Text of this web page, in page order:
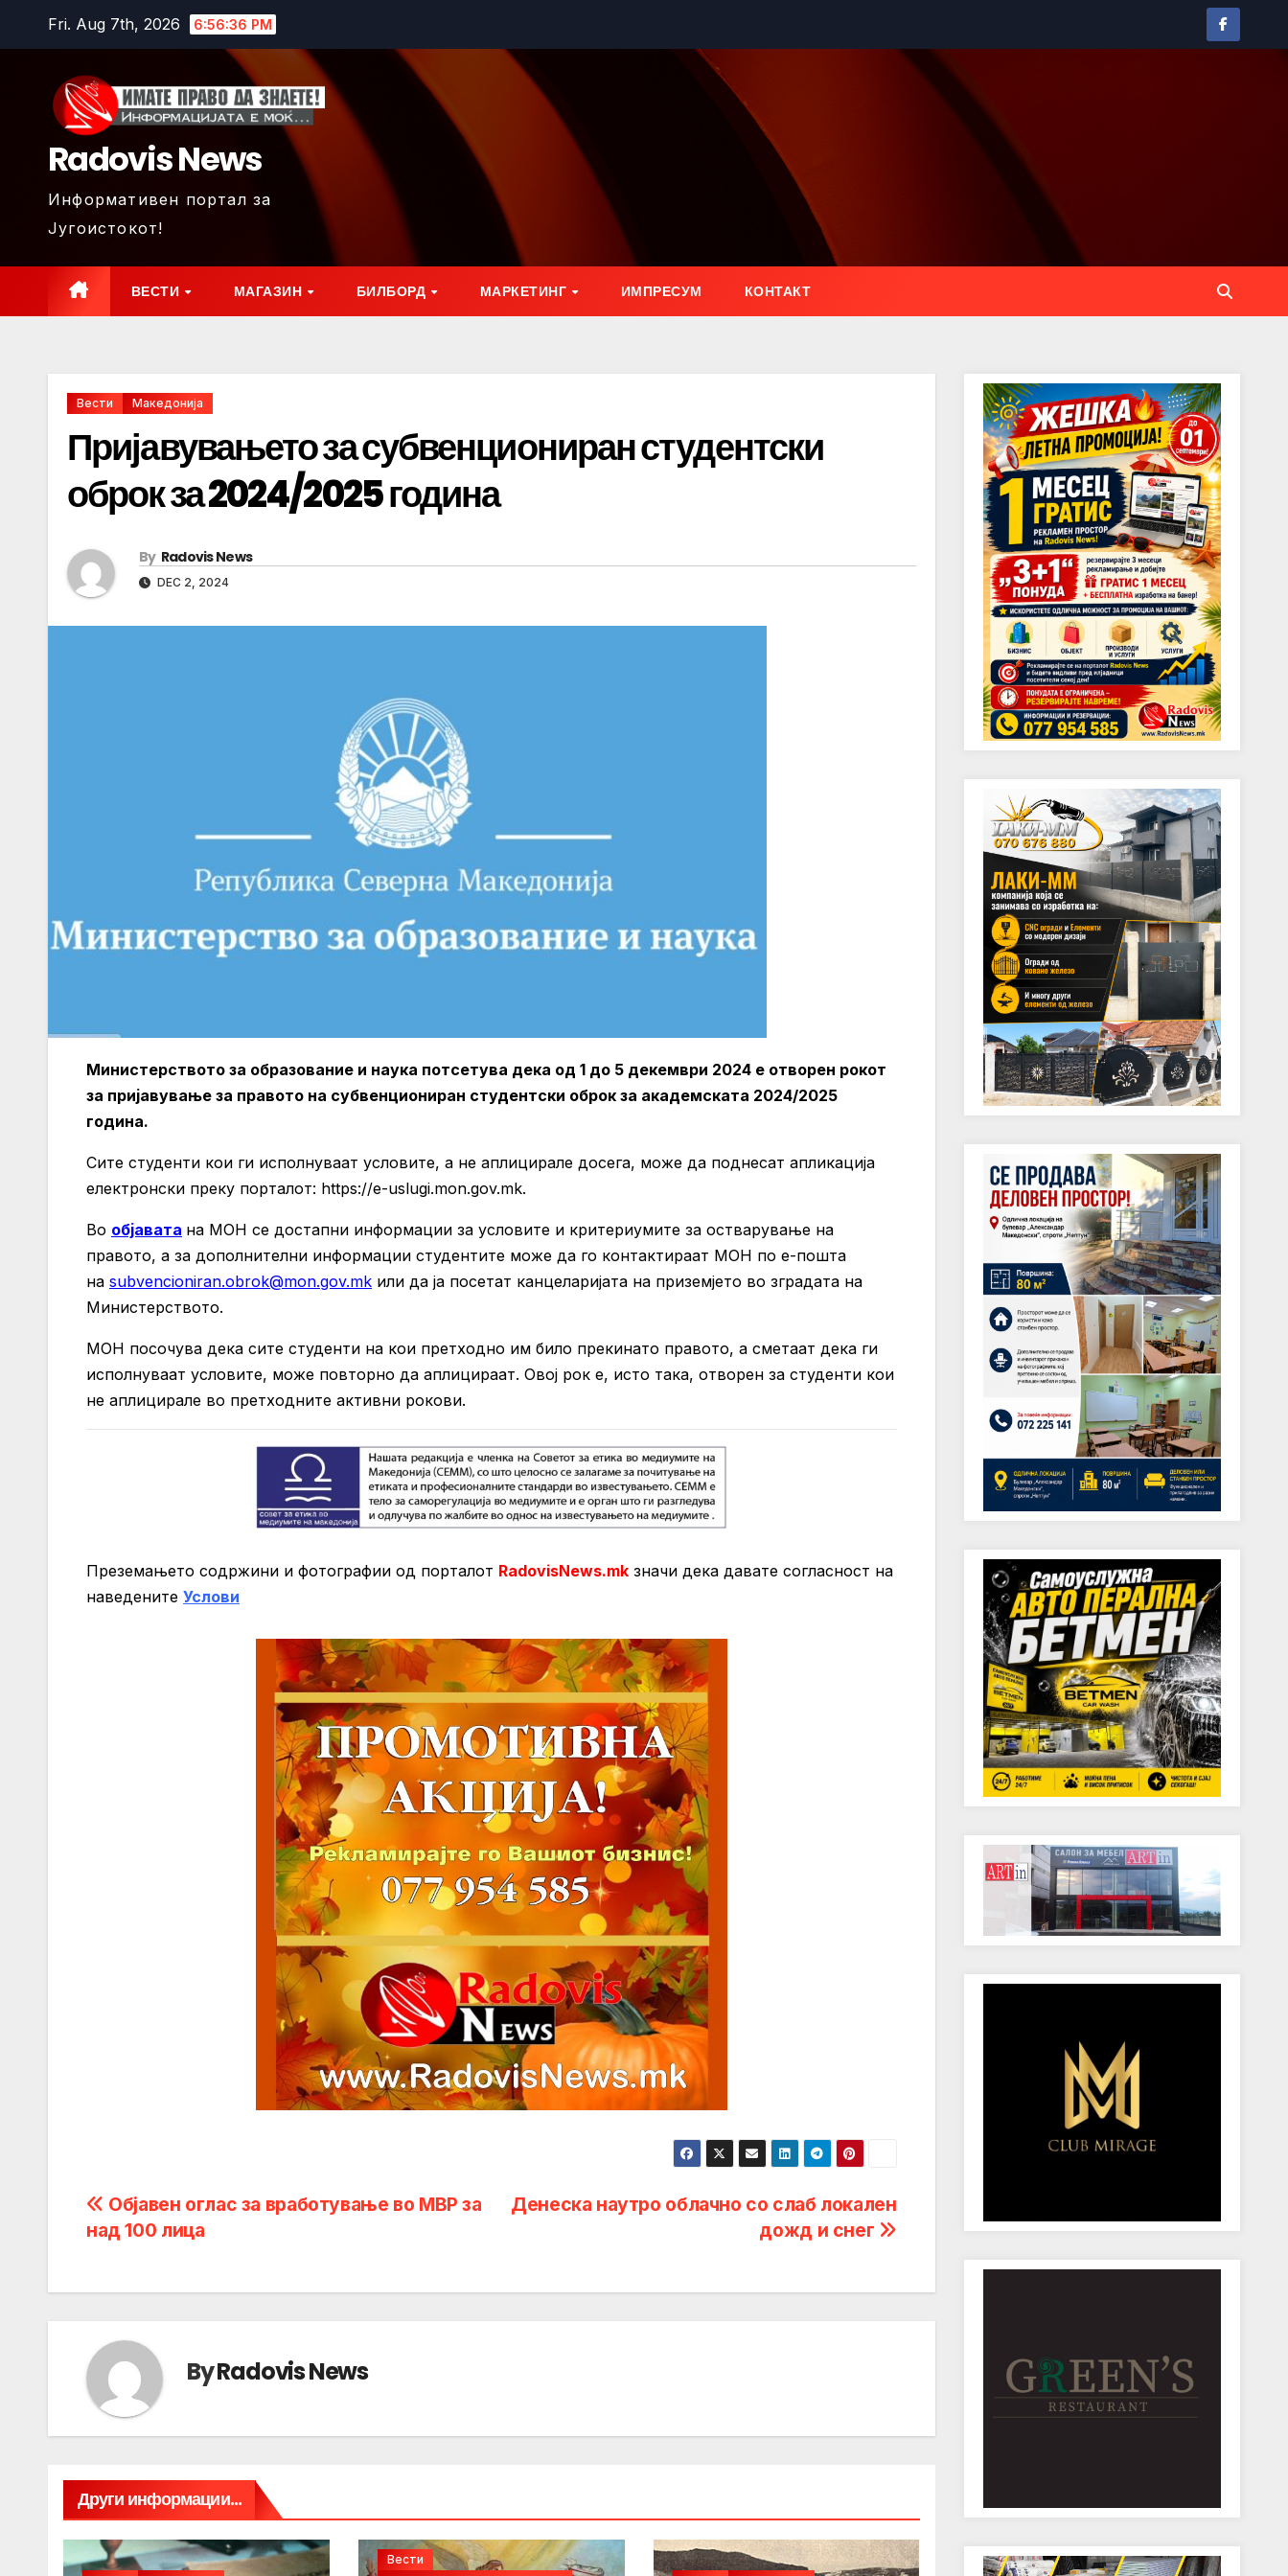
Fri. Aug 7th, 2026 6:56:38 PM
Radovis News
Информативен портал за
Југоистокот!
ВЕСТИ МАГАЗИН БИЛБОРД МАРКЕТИНГ ИМПРЕСУМ КОНТАКТ
Вести Македонија
Пријавувањето за субвенциониран студентски
оброк за 2024/2025 година
By Radovis News
DEC 2, 2024
Министерството за образование и наука потсетува дека од 1 до 5 декември 2024 е отворен рокот
за пријавување за правото на субвенциониран студентски оброк за академската 2024/2025
година.
Сите студенти кои ги исполнуваат условите, а не аплицирале досега, може да поднесат апликација
електронски преку порталот: https://e-uslugi.mon.gov.mk.
Во објавата на МОН се достапни информации за условите и критериумите за остварување на
правото, а за дополнителни информации студентите може да го контактираат МОН по е-пошта
на subvencioniran.obrok@mon.gov.mk или да ја посетат канцеларијата на приземјето во зградата на
Министерството.
МОН посочува дека сите студенти на кои претходно им било прекинато правото, а сметаат дека ги
исполнуваат условите, може повторно да аплицираат. Овој рок е, исто така, отворен за студенти кои
не аплицирале во претходните активни рокови.
Преземањето содржини и фотографии од порталот RadovisNews.mk значи дека давате согласност на
нaведените Услови
Post
navigation
Денеска наутро облачно со слаб локален
дожд и снег
Објавен оглас за вработување во МВР за
над 100 лица
ByRadovis News
Други информации...
Вести